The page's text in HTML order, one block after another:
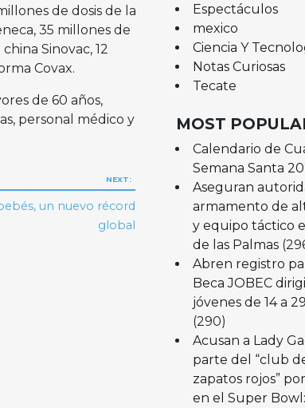
de dosis de la
35 millones de
Sinovac, 12
Covax.
de 60 años,
personal médico y
NEXT:
un nuevo récord
global
Espectáculos
mexico
Ciencia Y
Notas Curiosas
Tecate
MOST
Calendario de
Semana Santa
Aseguran
armamento de
y equipo táctico
de las Palmas
Abren registro
Beca JOBEC
jóvenes de 14 a
(290)
Acusan a Lady
parte del “club
zapatos rojos”
en el Super